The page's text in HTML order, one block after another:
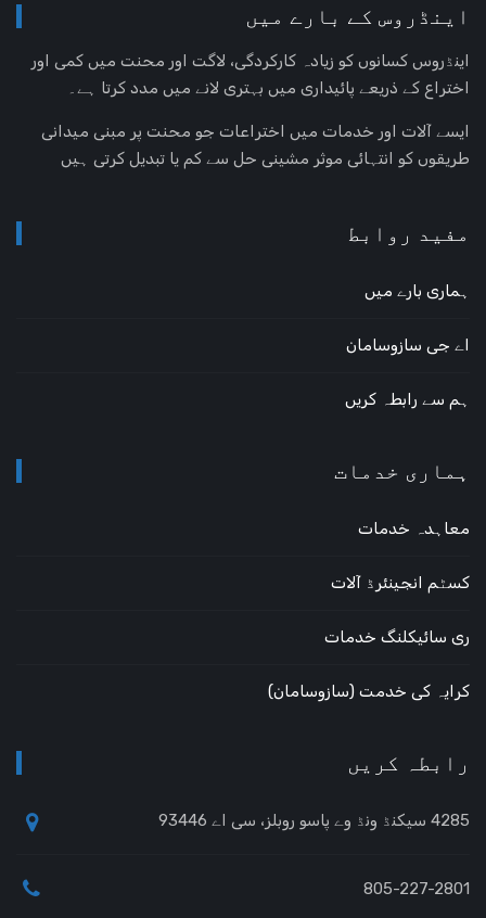
اینڈروس کے بارے میں
اینڈروس کسانوں کو زیادہ کارکردگی، لاگت اور محنت میں کمی اور
اختراع کے ذریعے پائیداری میں بہتری لانے میں مدد کرتا ہے۔
ایسے آلات اور خدمات میں اختراعات جو محنت پر مبنی میدانی
طریقوں کو انتہائی موثر مشینی حل سے کم یا تبدیل کرتی ہیں
مفید روابط
ہماری بارے ميں
اے جی سازوسامان
ہم سے رابطہ کریں
ہماری خدمات
معاہدہ خدمات
کسٹم انجینئرڈ آلات
ری سائیکلنگ خدمات
کرایہ کی خدمت (سازوسامان)
رابطہ کریں
4285 سیکنڈ ونڈ وے پاسو روبلز، سی اے 93446
805-227-2801